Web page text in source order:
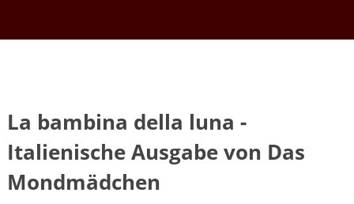
La bambina della luna -
Italienische Ausgabe von Das
Mondmädchen